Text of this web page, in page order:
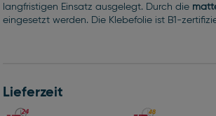
langfristigen Einsatz ausgelegt. Durch die
eingesetzt werden. Die Klebefolie ist B1-
Lieferzeit